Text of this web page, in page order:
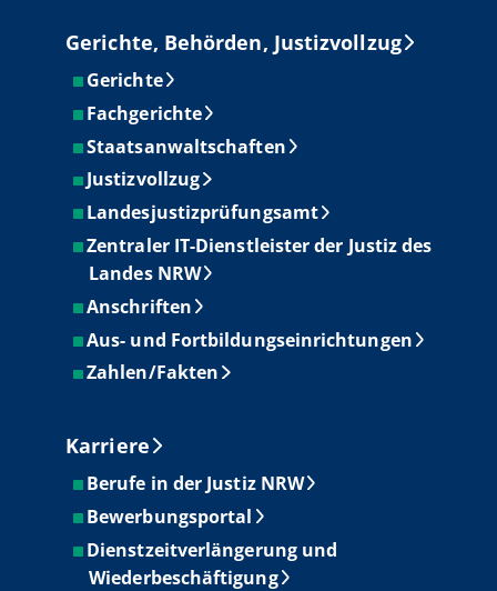
Gerichte, Behörden, Justizvollzug
Gerichte
Fachgerichte
Staatsanwaltschaften
Justizvollzug
Landesjustizprüfungsamt
Zentraler IT-Dienstleister der Justiz des
Landes NRW
Anschriften
Aus- und Fortbildungseinrichtungen
Zahlen/Fakten
Karriere
Berufe in der Justiz NRW
Bewerbungsportal
Dienstzeitverlängerung und
Wiederbeschäftigung